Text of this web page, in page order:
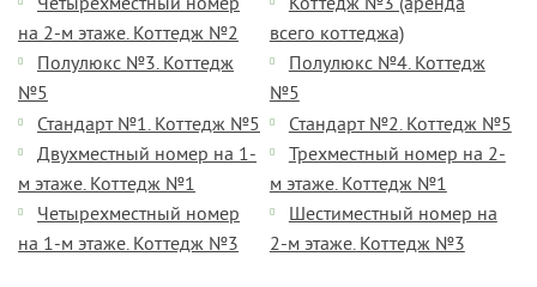
Четырехместный номер
на 2-м этаже. Коттедж №2
Коттедж №3 (аренда
всего коттеджа)
Полулюкс №3. Коттедж
№5
Полулюкс №4. Коттедж
№5
Стандарт №1. Коттедж №5
Стандарт №2. Коттедж №5
Двухместный номер на 1-
м этаже. Коттедж №1
Трехместный номер на 2-
м этаже. Коттедж №1
Четырехместный номер
на 1-м этаже. Коттедж №3
Шестиместный номер на
2-м этаже. Коттедж №3